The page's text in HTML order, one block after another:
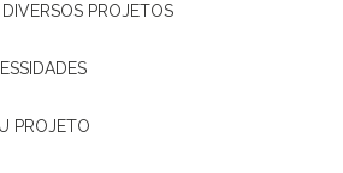
PROJETOS
PROJETO